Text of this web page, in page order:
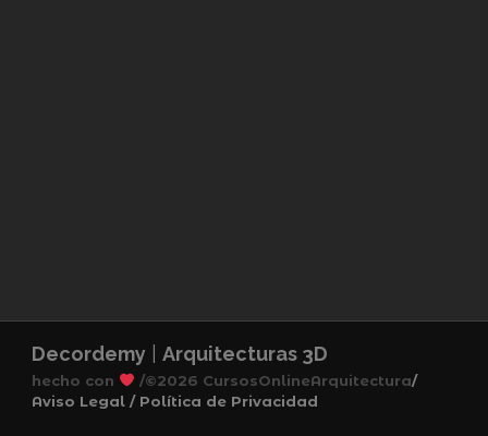
Decordemy Arquitecturas 3D
hecho con /©2026 CursosOnlineArquitectura/
Aviso Legal / Política de Privacidad